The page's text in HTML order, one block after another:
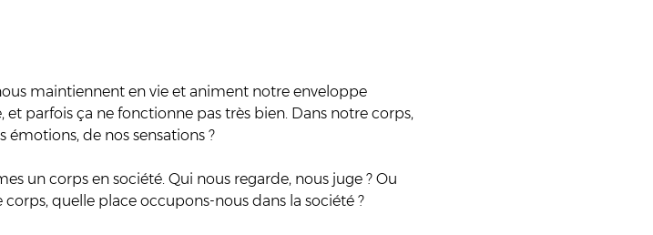
maintiennent en vie et animent notre enveloppe
et parfois ça ne fonctionne pas très bien. Dans notre corps,
émotions, de nos sensations ?
un corps en société. Qui nous regarde, nous juge ? Ou
quelle place occupons-nous dans la société ?